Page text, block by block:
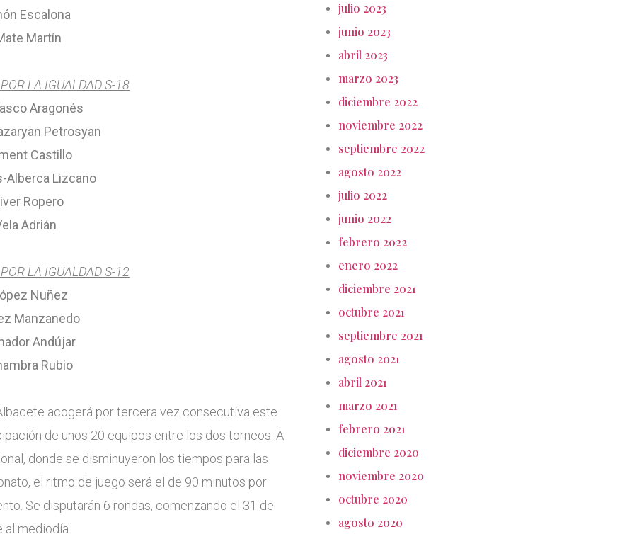
Escalona
Martín
LA IGUALDAD S-18
Aragonés
Petrosyan
Castillo
Alberca Lizcano
Ropero
Adrián
LA IGUALDAD S-12
Nuñez
Manzanedo
Andújar
Rubio
acogerá por tercera vez consecutiva este
de unos 20 equipos entre los dos torneos. A
donde se disminuyeron los tiempos para las
el ritmo de juego será el de 90 minutos por
Se disputarán 6 rondas, comenzando el 31 de
mediodía.
julio 2023
junio 2023
abril 2023
marzo 2023
diciembre 2022
noviembre 2022
septiembre 2022
agosto 2022
julio 2022
junio 2022
febrero 2022
enero 2022
diciembre 2021
octubre 2021
septiembre 2021
agosto 2021
abril 2021
marzo 2021
febrero 2021
diciembre 2020
noviembre 2020
octubre 2020
agosto 2020